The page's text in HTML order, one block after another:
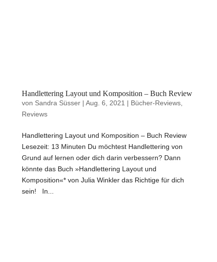
Handlettering Layout und Komposition – Buch Review
von Sandra Süsser| Aug. 6, 2021 | Bücher-Reviews,
Reviews
Handlettering Layout und Komposition – Buch Review
Lesezeit: 13 Minuten Du möchtest Handlettering von
Grund auf lernen oder dich darin verbessern? Dann
könnte das Buch »Handlettering Layout und
Komposition«* von Julia Winkler das Richtige für dich
sein! In...